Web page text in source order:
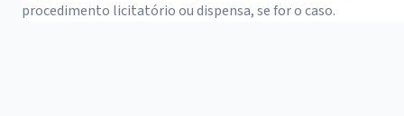
procedimento licitatório ou dispensa, se for o caso.